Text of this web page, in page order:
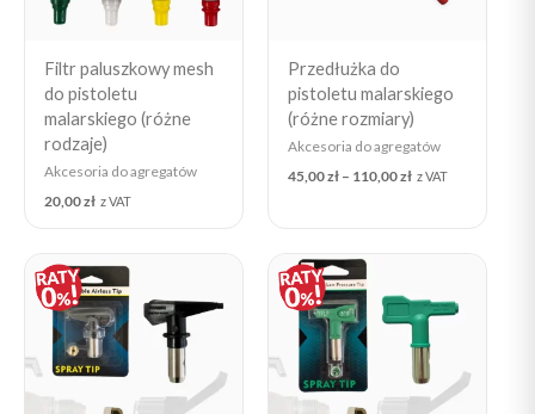
Filtr paluszkowy mesh
do pistoletu
malarskiego (różne
rodzaje)
Akcesoria do agregatów
20,00zł z VAT
Przedłużka do
pistoletu malarskiego
(różne rozmiary)
Akcesoria do agregatów
45,00zł – 110,00zł z VAT